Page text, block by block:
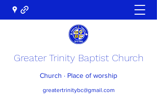
Greater Trinity Baptist Church
Church · Place of worship
greatertrinitybc@gmail.com